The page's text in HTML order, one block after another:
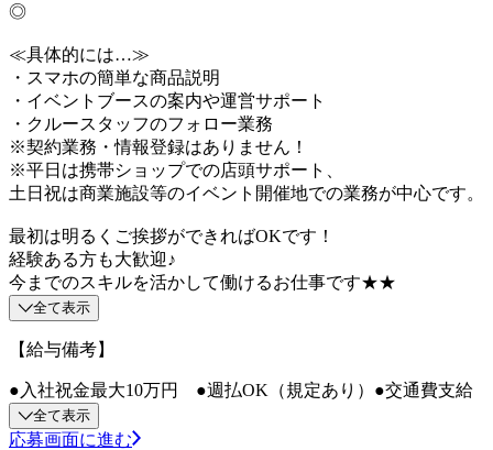
◎
≪具体的には…≫
・スマホの簡単な商品説明
・イベントブースの案内や運営サポート
・クルースタッフのフォロー業務
※契約業務・情報登録はありません！
※平日は携帯ショップでの店頭サポート、
土日祝は商業施設等のイベント開催地での業務が中心です。
最初は明るくご挨拶ができればOKです！
経験ある方も大歓迎♪
今までのスキルを活かして働けるお仕事です★★
全て表示
【給与備考】
●入社祝金最大10万円 ●週払OK（規定あり）●交通費支給
全て表示
応募画面に進む